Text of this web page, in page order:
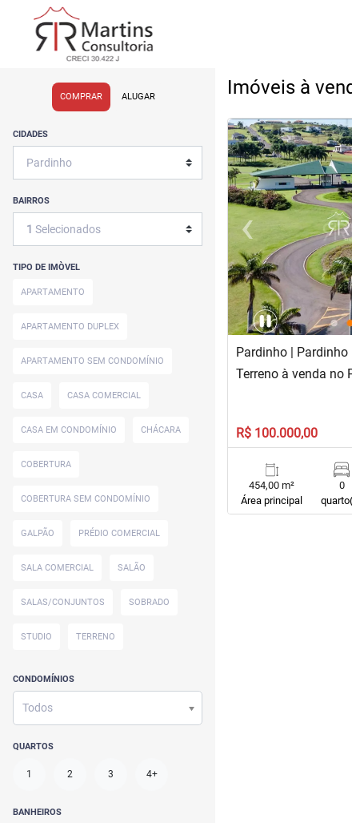
COMPRAR ALUGAR
CIDADES
BAIRROS
1 Selecionados
TIPO DE IMÒVEL
APARTAMENTO
APARTAMENTO DUPLEX
APARTAMENTO SEM CONDOMÍNIO
CASA CASA COMERCIAL
CASA EM CONDOMÍNIO CHÁCARA
COBERTURA
COBERTURA SEM CONDOMÍNIO
GALPÃO PRÉDIO COMERCIAL
SALA COMERCIAL SALÃO
SALAS/CONJUNTOS SOBRADO
STUDIO TERRENO
CONDOMÍNIOS
Todos
QUARTOS
1 2 3 4+
BANHEIROS
Imóveis à
<<<<
‹Previous
Pardinho | Pardinho
Terreno à venda no
R$ 100.000,00
454,00 m²
Área principal
0